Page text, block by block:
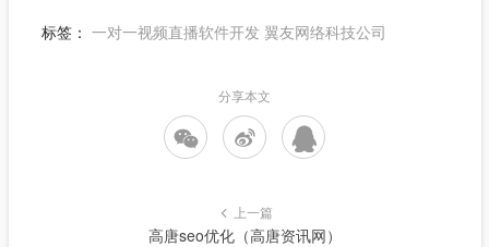
标签： 一对一视频直播软件开发 翼友网络科技公司
分享本文
上一篇
高唐seo优化（高唐资讯网）